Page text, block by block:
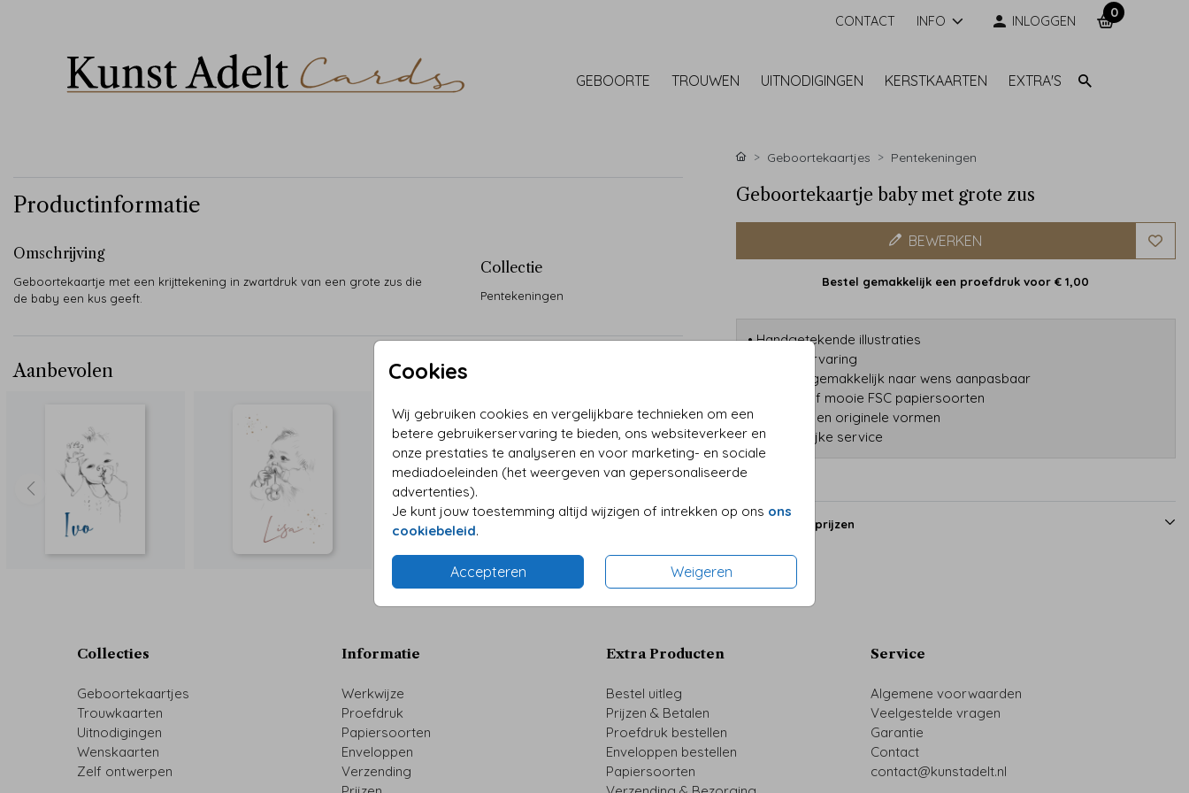
CONTACT INFO INLOGGEN
0
GEBOORTE TROUWEN UITNODIGINGEN KERSTKAARTEN EXTRA'S
Cookies
Wij gebruiken cookies en vergelijkbare technieken om een
betere gebruikerservaring te bieden, ons websiteverkeer en
onze prestaties te analyseren en voor marketing- en sociale
mediadoeleinden (het weergeven van gepersonaliseerde
advertenties).
Je kunt jouw toestemming altijd wijzigen of intrekken op ons ons
cookiebeleid.
Accepteren Weigeren
Productinformatie
Omschrijving
Geboortekaartje met een krijttekening in zwartdruk van een grote zus die
de baby een kus geeft.
Collectie
Pentekeningen
Aanbevolen
Geboortekaartjes Pentekeningen
Geboortekaartje baby met grote zus
BEWERKEN
Bestel gemakkelijk een proefdruk voor€ 1,00
• Handgetekende illustraties
• 90 jaar ervaring
• Designs gemakkelijk naar wens aanpasbaar
• Kwalitatief mooie FSC papiersoorten
• Foliedruk en originele vormen
• Persoonlijke service
Formaten en prijzen
Collecties
Geboortekaartjes
Trouwkaarten
Uitnodigingen
Wenskaarten
Zelf ontwerpen
Informatie
Werkwijze
Proefdruk
Papiersoorten
Enveloppen
Verzending
Extra Producten
Bestel uitleg
Prijzen & Betalen
Proefdruk bestellen
Enveloppen bestellen
Papiersoorten
Service
Algemene voorwaarden
Veelgestelde vragen
Garantie
Contact
contact@kunstadelt.nl